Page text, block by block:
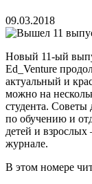
09.03.2018
Новый 11-ый
Ed_Venture
актуальный и
можно на
студента. Советы
по обучению и
детей и
журнале.
В этом номере